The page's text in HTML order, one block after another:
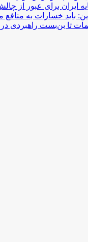
ایران برای عبور از
باید خسارات به منافع
تا بن‌بست راهبردی در